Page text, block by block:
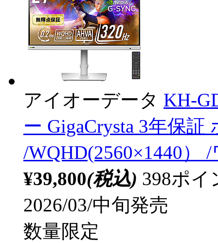
アイオーデータ KH-
ー GigaCrysta 3年保証
/WQHD(2560×1440）
¥39,800(税込) 398ポ
2026/03/中旬発売
数量限定